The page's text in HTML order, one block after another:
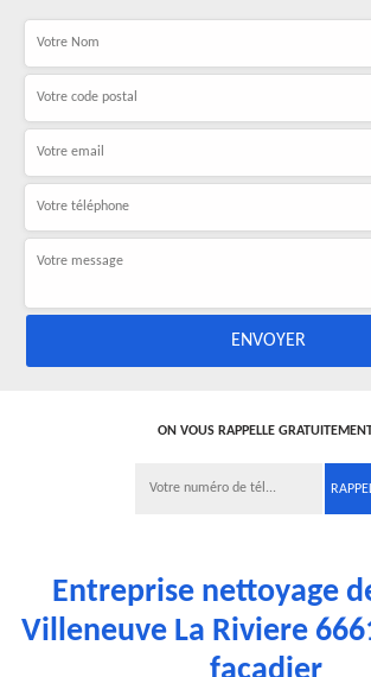
ON VOUS RAPPELLE
Entreprise nettoyage
Villeneuve La Riviere